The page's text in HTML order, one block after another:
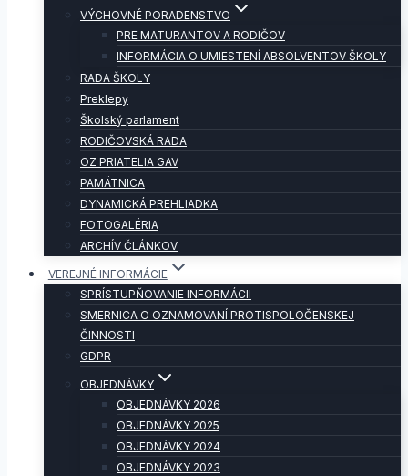
VÝCHOVNÉ PORADENSTVO
PRE MATURANTOV A RODIČOV
INFORMÁCIA O UMIESTENÍ ABSOLVENTOV ŠKOLY
RADA ŠKOLY
Preklepy
Školský parlament
RODIČOVSKÁ RADA
OZ PRIATELIA GAV
PAMÄTNICA
DYNAMICKÁ PREHLIADKA
FOTOGALÉRIA
ARCHÍV ČLÁNKOV
VEREJNÉ INFORMÁCIE
SPRÍSTUPŇOVANIE INFORMÁCII
SMERNICA O OZNAMOVANÍ PROTISPOLOČENSKEJ
ČINNOSTI
GDPR
OBJEDNÁVKY
OBJEDNÁVKY 2026
OBJEDNÁVKY 2025
OBJEDNÁVKY 2024
OBJEDNÁVKY 2023